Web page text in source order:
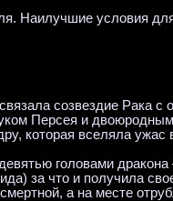
Наилучшие условия
созвездие Рака
Персея и
которая вселяла
головами
за что и получила
а на месте